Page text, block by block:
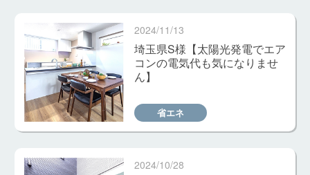
2024/11/13
埼玉県S様【太陽光発電でエア
コンの電気代も気になりませ
ん】
省エネ
2024/10/28